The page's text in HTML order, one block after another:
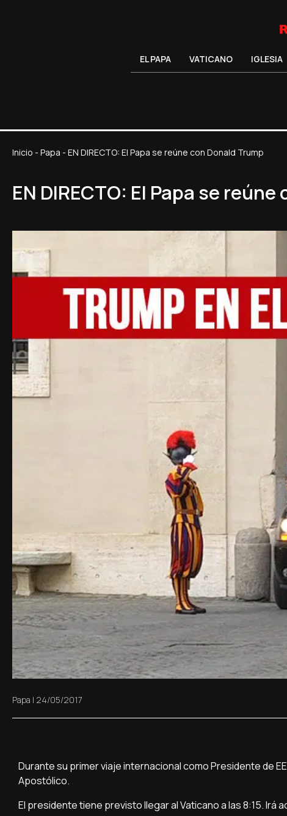
EL PAPA VATICANO IGLESIA
Inicio - Papa - EN DIRECTO: El Papa se reúne con Donald Trump
EN DIRECTO: El Papa se
Papa | 24/05/2017
Durante su primer viaje internacional como Presidente de
Apostólico.
El presidente tiene previsto llegar al Vaticano a las 8:15. Irá